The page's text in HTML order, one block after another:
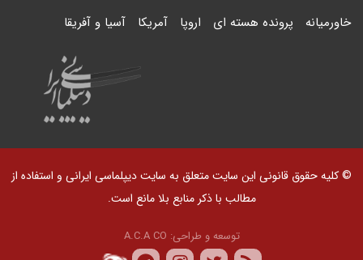
خاورمیانه پرونده هسته ای اروپا آمریکا آسیا و آفریقا
© کلیه حقوق قانونی این سایت متعلق به سایت دیپلماسی ایرانی و استفاده از
مطالب با ذکر منابع بلا مانع است.
توسعه و طراحی: A.C.A CO